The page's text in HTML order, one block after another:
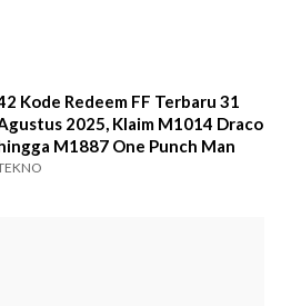
Kode Redeem FF Terbaru 31
2025, Klaim M1014 Draco
M1887 One Punch Man